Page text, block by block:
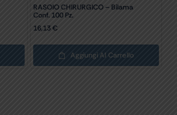
RASOIO CHIRURGICO – Bilama
Conf. 100 Pz.
16,13€
Aggiungi Al Carrello